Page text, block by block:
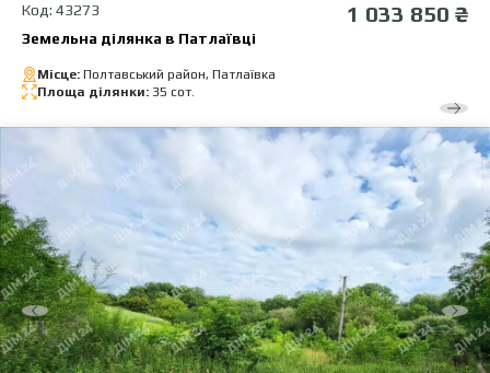
Код: 43273 1 033 850 ₴
Земельна ділянка в Патлаївці
Місце: Полтавський район, Патлаївка
Площа ділянки: 35 сот.